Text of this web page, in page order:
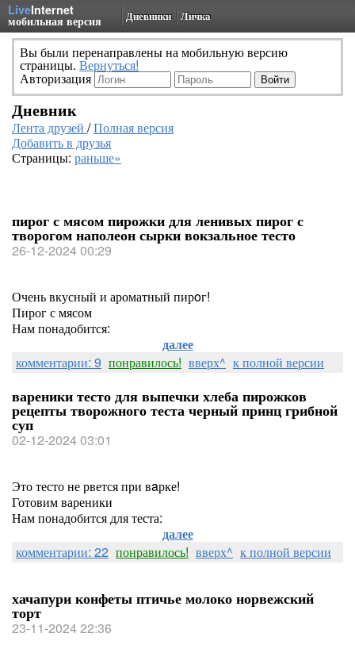
LiveInternet
мобильная версия Дневники Личка
Вы были перенаправлены на мобильную версию
страницы. Вернуться!
Авторизация
Дневник
Лента друзей /Полная версия
Добавить в друзья
Страницы: раньше»
пирог с мясом пирожки для ленивых пирог с
творогом наполеон сырки вокзальное тесто
26-12-2024 00:29
Очень вкусный и ароматный пирoг!
Пирог с мясом
Нам понадобится:
далее
комментарии: 9 понравилось! вверх^ к полной версии
вареники тесто для выпечки хлеба пирожков
рецепты творожного теста черный принц грибной
суп
02-12-2024 03:01
Это тесто не рвется при вaрке!
Готовим вареники
Нам понадобится для теста:
далее
комментарии: 22 понравилось! вверх^ к полной версии
хачапури конфеты птичье молоко норвежский
торт
23-11-2024 22:36